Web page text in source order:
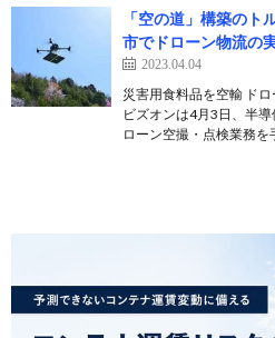
「空の道」構築のト
市でドローン物流の
2023.04.04
災害用食料品を空輸 ド
ビズオンは4月3日、半
ローン空撮・点検業務